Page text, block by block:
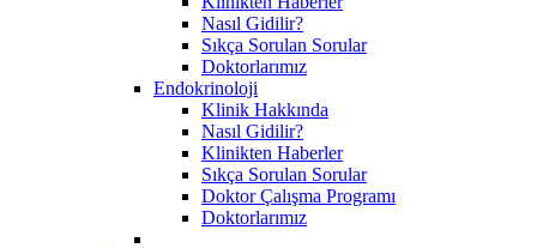
Nasıl Gidilir?
Sıkça Sorulan Sorular
Doktorlarımız
Endokrinoloji
Klinik Hakkında
Nasıl Gidilir?
Klinikten Haberler
Sıkça Sorulan Sorular
Doktor Çalışma Programı
Doktorlarımız